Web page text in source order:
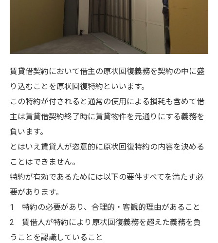
賃貸借契約において借主の原状回復義務を契約の中に盛
り込むことを原状回復特約といいます。
この特約が付されると通常の使用による損耗も含めて借
主は賃貸借契約終了時に賃貸物件を元通りにする義務を
負います。
とはいえ賃貸人が恣意的に原状回復特約の内容を決める
ことはできません。
特約が有効であるためには以下の要件すべてを満たす必
要があります。
1 特約の必要があり、合理的・客観的理由があること
2 賃借人が特約により原状回復義務を超えた義務を負
うことを認識していること